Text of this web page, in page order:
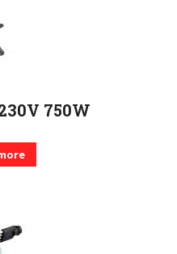
750W